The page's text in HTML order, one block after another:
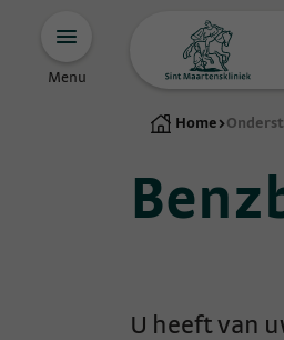
Menu
Home >
U heeft van